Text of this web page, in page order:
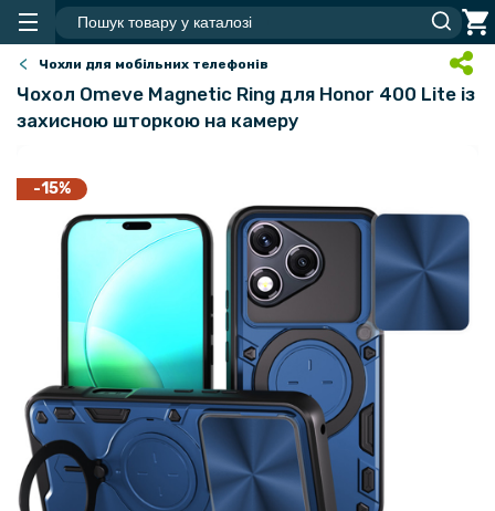
Чохли для мобільних телефонів
Чохол Omeve Magnetic Ring для Honor 400 Lite​ із
захисною шторкою на камеру
-15%